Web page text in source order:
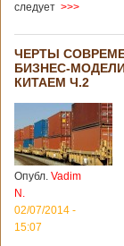
следует >>>
ЧЕРТЫ
БИЗНЕС-
КИТАЕМ Ч.2
Опубл. Vadim
N.
02/07/2014 -
15:07